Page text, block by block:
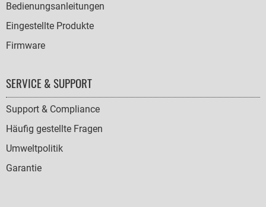
Bedienungsanleitungen
Eingestellte Produkte
Firmware
SERVICE & SUPPORT
Support & Compliance
Häufig gestellte Fragen
Umweltpolitik
Garantie